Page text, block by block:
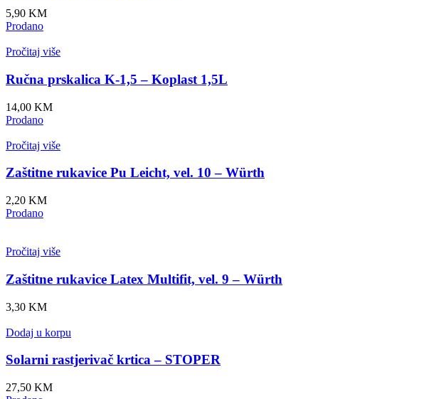
5,90 KM
Prodano
Pročitaj više
Ručna prskalica K-1,5 – Koplast 1,5L
14,00 KM
Prodano
Pročitaj više
Zaštitne rukavice Pu Leicht, vel. 10 – Würth
2,20 KM
Prodano
Pročitaj više
Zaštitne rukavice Latex Multifit, vel. 9 – Würth
3,30 KM
Dodaj u korpu
Solarni rastjerivač krtica – STOPER
27,50 KM